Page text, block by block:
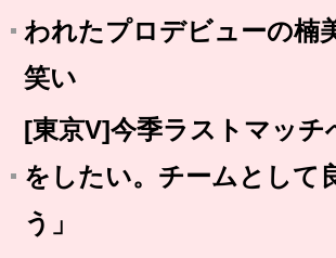
われたプロデビューの楠
笑い
[東京V]今季ラストマッチ
をしたい。チームとして
う」